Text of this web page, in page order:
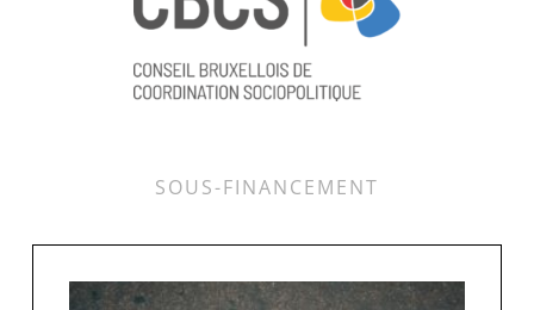
SOUS-FINANCEMENT